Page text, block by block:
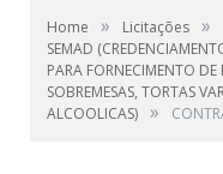
Home » Licitações »
SEMAD
PARA FORNECIMENTO DE
SOBREMESAS, TORTAS
ALCOOLICAS) »